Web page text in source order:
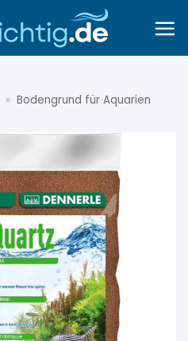
» Bodengrund für Aquarien